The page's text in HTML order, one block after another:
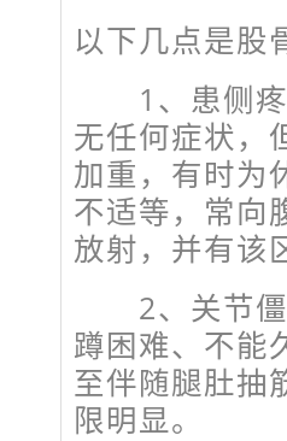
以下几点是股
1、患侧疼
无任何症状，
加重，有时为
不适等，常向
放射，并有该
2、关节僵
蹲困难、不能
至伴随腿肚抽
限明显。